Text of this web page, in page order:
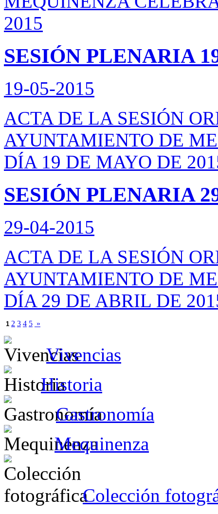
2015
SESIÓN PLENARIA
19-05-2015
ACTA DE LA SESIÓN
AYUNTAMIENTO DE
DÍA 19 DE MAYO DE
SESIÓN PLENARIA
29-04-2015
ACTA DE LA SESIÓN
AYUNTAMIENTO DE
DÍA 29 DE ABRIL DE
1 2 3 4 5 »
Vivencias
Historia
Gastronomía
Mequinenza
Colección